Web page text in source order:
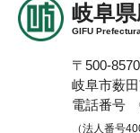
岐阜
GIFU
〒500-8570
岐阜市薮
電話番号
（法人番号